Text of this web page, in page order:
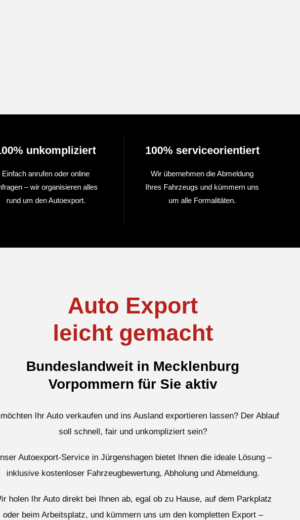
unkompliziert
Einfach anrufen oder online
– wir organisieren alles
rund um den Autoexport.
100% serviceorientiert
Wir übernehmen die Abmeldung
Ihres Fahrzeugs und kümmern uns
um alle Formalitäten.
Auto Export
leicht gemacht
Bundeslandweit in Mecklenburg
Vorpommern für Sie aktiv
Ihr Auto verkaufen und ins Ausland exportieren lassen? Der Ablauf
soll schnell, fair und unkompliziert sein?
Autoexport-Service in Jürgenshagen bietet Ihnen die ideale Lösung –
inklusive kostenloser Fahrzeugbewertung, Abholung und Abmeldung.
holen Ihr Auto direkt bei Ihnen ab, egal ob zu Hause, auf dem Parkplatz
oder beim Arbeitsplatz, und kümmern uns um den kompletten Export –